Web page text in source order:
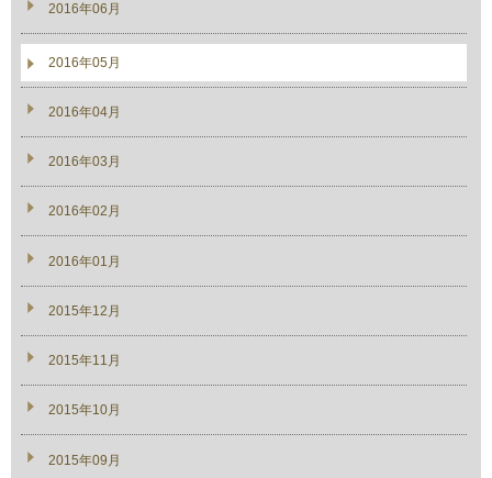
2016年06月
2016年05月
2016年04月
2016年03月
2016年02月
2016年01月
2015年12月
2015年11月
2015年10月
2015年09月